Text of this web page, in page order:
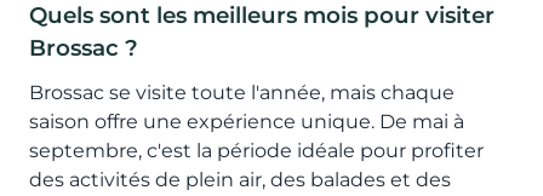
Quels sont les meilleurs mois pour visiter
Brossac ?
Brossac se visite toute l'année, mais chaque
saison offre une expérience unique. De mai à
septembre, c'est la période idéale pour profiter
des activités de plein air, des balades et des